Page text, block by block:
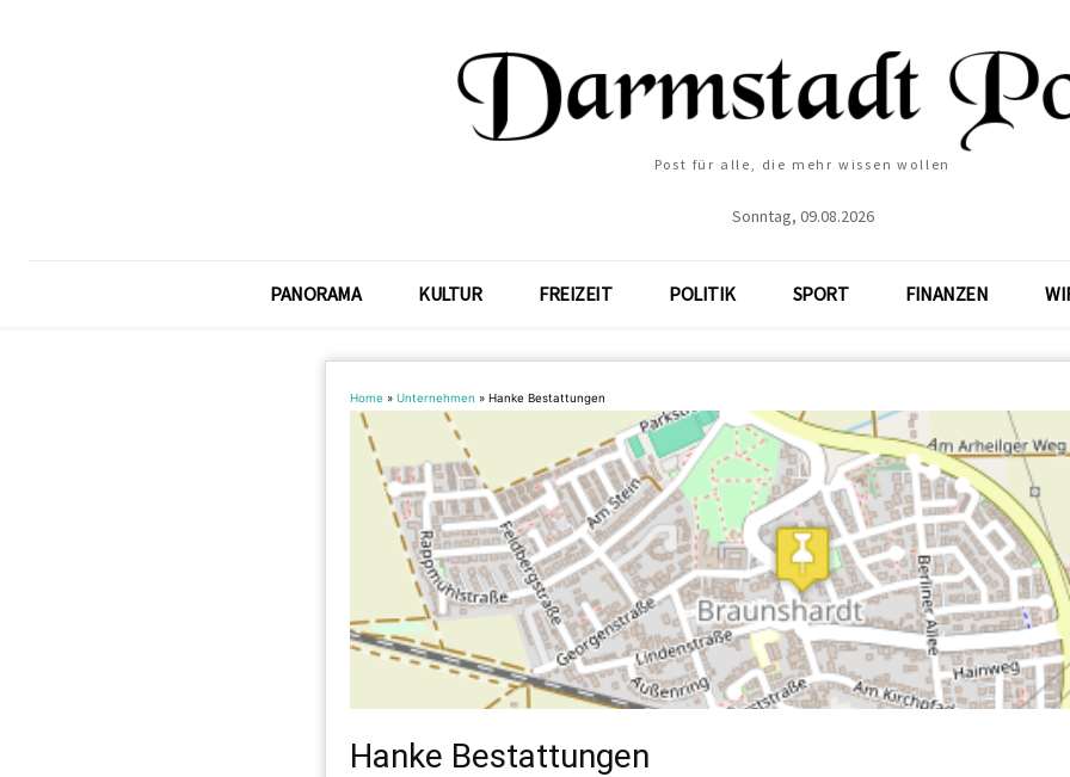
Post für alle, die mehr wissen wollen
Sonntag, 09.08.2026
PANORAMA KULTUR FREIZEIT POLITIK SPORT FINANZEN
Home » Unternehmen » Hanke Bestattungen
Hanke Bestattungen